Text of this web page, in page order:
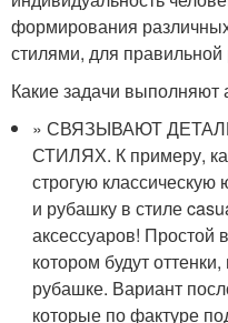
формирования
стилями, для правильной
Какие задачи выполняют
» СВЯЗЫВАЮТ
СТИЛЯХ. К примеру,
строгую классическую
и рубашку в стиле
аксессуаров! Простой
котором будут
рубашке. Вариант
которые по фактуре